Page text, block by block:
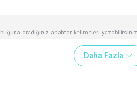
aradığınız anahtar kelimeleri yazabilirsiniz
Daha Fazla